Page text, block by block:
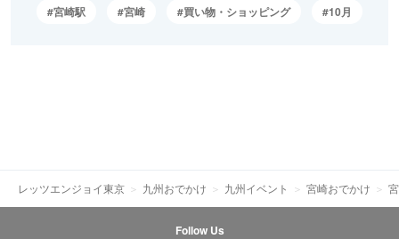
宮崎駅 宮崎 買い物・ショッピング 10月
レッツエンジョイ東京 九州おでかけ 九州イベント 宮崎おでかけ
Follow Us